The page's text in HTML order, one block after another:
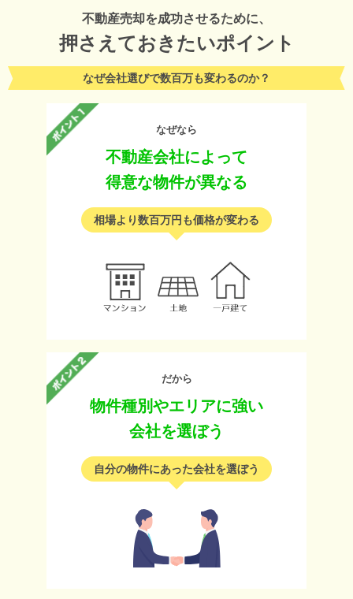
不動産売却を成功させるために、
押さえておきたいポイント
なぜ会社選びで数百万も変わるのか？
なぜなら
不動産会社によって
得意な物件が異なる
相場より数百万円も価格が変わる
だから
物件種別やエリアに強い
会社を選ぼう
自分の物件にあった会社を選ぼう